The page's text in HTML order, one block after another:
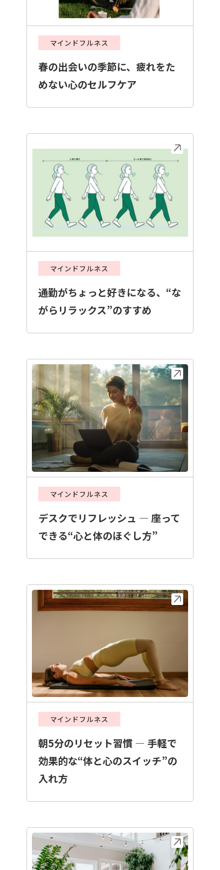
マインドフルネス
春の出会いの季節に、疲れをた
めない心のセルフケア
マインドフルネス
通勤がちょっと好きになる、“な
がらリラックス”のすすめ
マインドフルネス
デスクでリフレッシュ ― 座って
できる“心と体のほぐし方”
マインドフルネス
朝5分のリセット習慣 ― 手軽で
効果的な“体と心のスイッチ”の
入れ方